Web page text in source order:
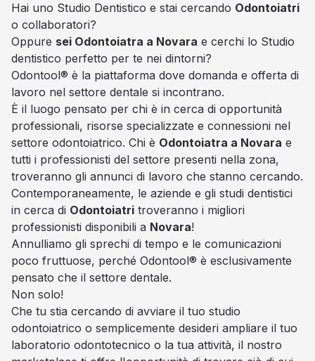
Hai uno Studio Dentistico e stai cercando Odontoiatri
o collaboratori?
Oppure sei Odontoiatra a Novara e cerchi lo Studio
dentistico perfetto per te nei dintorni?
Odontool® è la piattaforma dove domanda e offerta di
lavoro nel settore dentale si incontrano.
È il luogo pensato per chi è in cerca di opportunità
professionali, risorse specializzate e connessioni nel
settore odontoiatrico. Chi è Odontoiatra a Novara e
tutti i professionisti del settore presenti nella zona,
troveranno gli annunci di lavoro che stanno cercando.
Contemporaneamente, le aziende e gli studi dentistici
in cerca di Odontoiatri troveranno i migliori
professionisti disponibili a Novara!
Annulliamo gli sprechi di tempo e le comunicazioni
poco fruttuose, perché Odontool® è esclusivamente
pensato che il settore dentale.
Non solo!
Che tu stia cercando di avviare il tuo studio
odontoiatrico o semplicemente desideri ampliare il tuo
laboratorio odontotecnico o la tua attività, il nostro